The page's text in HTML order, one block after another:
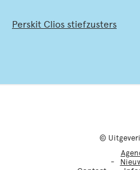
Perskit Clios stiefzusters
©